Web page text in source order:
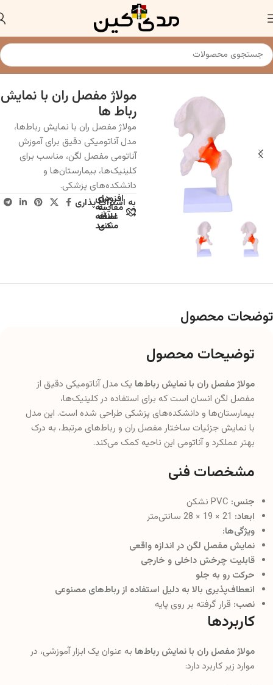
خانه مولاژ و مدل های آناتومی
مولاژ مفصل ران با نمایش
رباط ها
مولاژ مفصل ران با نمایش رباط‌ها،
مدل آناتومیکی دقیق برای آموزش
آناتومی مفصل لگن، مناسب برای
کلینیک‌ها، بیمارستان‌ها و
دانشکده‌های پزشکی.
برای
مقایسه
اضافه
کنید
افزودن
به
علاقه
مندی
به اشتراک پذاری
توضحات محصول
توضیحات محصول
مولاژ مفصل ران با نمایش رباط‌ها یک مدل آناتومیکی دقیق از
مفصل لگن انسان است که برای استفاده در کلینیک‌ها،
بیمارستان‌ها و دانشکده‌های پزشکی طراحی شده است. این مدل
با نمایش جزئیات ساختار مفصل ران و رباط‌های مرتبط، به درک
بهتر عملکرد و آناتومی این ناحیه کمک می‌کند.
مشخصات فنی
جنس:
ابعاد:
ویژگی‌ها:
نمایش مفصل لگن در اندازه واقعی
قابلیت چرخش داخلی و خارجی
حرکت رو به جلو
انعطاف‌پذیری بالا به دلیل استفاده از رباط‌های مصنوعی
نصب: قرار گرفته بر روی پایه
کاربردها
مولاژ مفصل ران با نمایش رباط‌ها به عنوان یک ابزار آموزشی، در
موارد زیر کاربرد دارد: